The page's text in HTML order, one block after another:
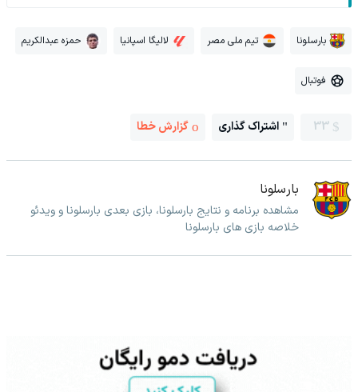
بارسلونا تیم ملی مصر لالیگا اسپانیا حمزه عبدالکریم
فوتبال
33 اشتراک گذاری گزارش خطا
بارسلونا
مشاهده برنامه و نتایج بارسلونا، بازی بعدی بارسلونا و ویدئو
خلاصه بازی های بارسلونا